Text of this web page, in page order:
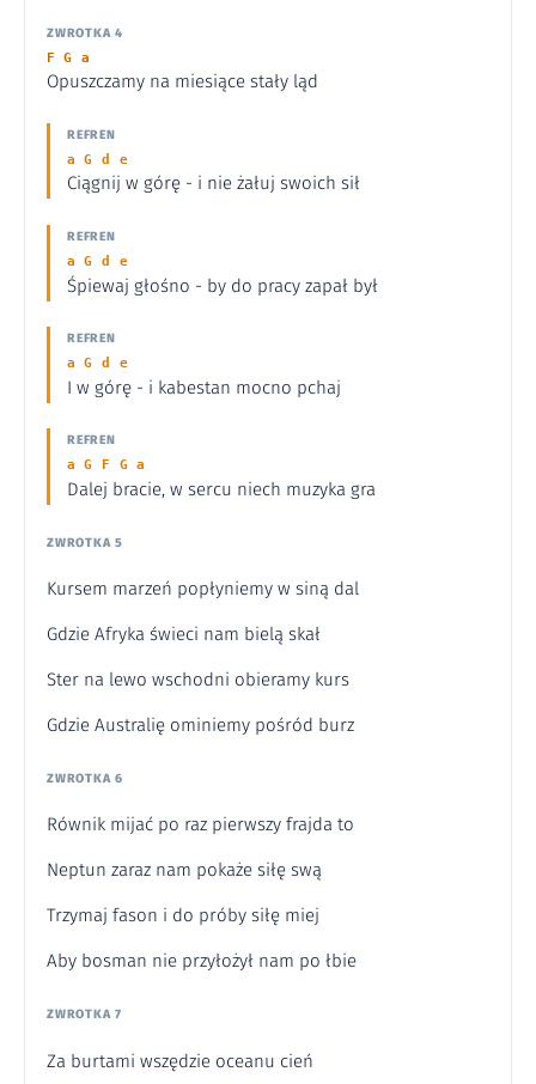
ZWROTKA 4
F G a
Opuszczamy na miesiące stały ląd
REFREN
a G d e
Ciągnij w górę - i nie żałuj swoich sił
REFREN
a G d e
Śpiewaj głośno - by do pracy zapał był
REFREN
a G d e
I w górę - i kabestan mocno pchaj
REFREN
a G F G a
Dalej bracie, w sercu niech muzyka gra
ZWROTKA 5
Kursem marzeń popłyniemy w siną dal
Gdzie Afryka świeci nam bielą skał
Ster na lewo wschodni obieramy kurs
Gdzie Australię ominiemy pośród burz
ZWROTKA 6
Równik mijać po raz pierwszy frajda to
Neptun zaraz nam pokaże siłę swą
Trzymaj fason i do próby siłę miej
Aby bosman nie przyłożył nam po łbie
ZWROTKA 7
Za burtami wszędzie oceanu cień